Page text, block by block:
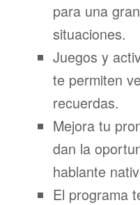
para una
situaciones.
Juegos y
te permiten
recuerdas.
Mejora tu
dan la
hablante
El programa